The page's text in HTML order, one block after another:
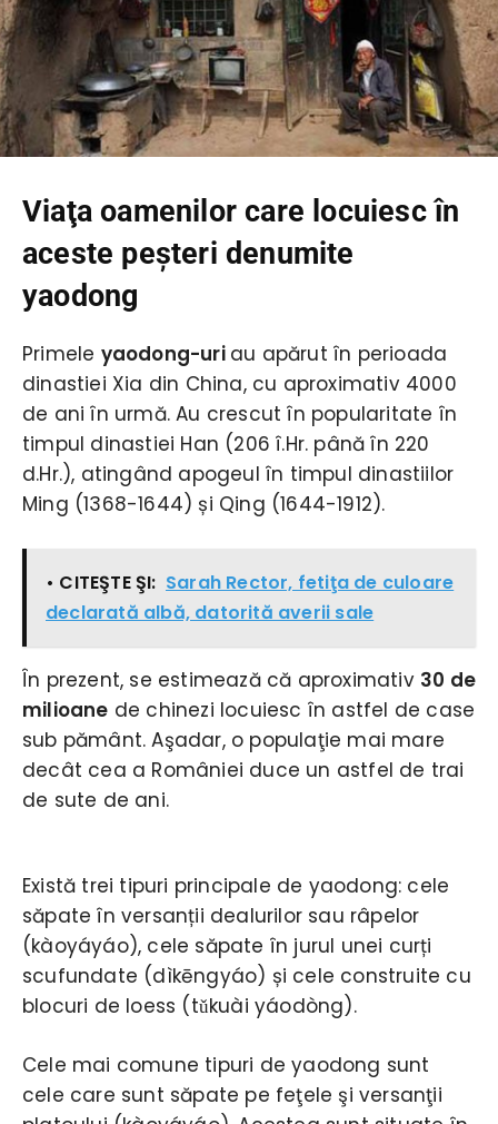
Viaţa oamenilor care locuiesc în
aceste peşteri denumite
yaodong
Primele yaodong-uri au apărut în perioada
dinastiei Xia din China, cu aproximativ 4000
de ani în urmă. Au crescut în popularitate în
timpul dinastiei Han (206 î.Hr. până în 220
d.Hr.), atingând apogeul în timpul dinastiilor
Ming (1368-1644) și Qing (1644-1912).
• CITEŞTE ŞI: Sarah Rector, fetiţa de culoare
declarată albă, datorită averii sale
În prezent, se estimează că aproximativ 30 de
milioane de chinezi locuiesc în astfel de case
sub pământ. Aşadar, o populaţie mai mare
decât cea a României duce un astfel de trai
de sute de ani.
Există trei tipuri principale de yaodong: cele
săpate în versanții dealurilor sau râpelor
(kàoyáyáo), cele săpate în jurul unei curți
scufundate (dìkēngyáo) și cele construite cu
blocuri de loess (tǔkuài yáodòng).
Cele mai comune tipuri de yaodong sunt
cele care sunt săpate pe feţele şi versanţii